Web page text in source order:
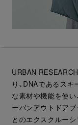
URBAN
り、DNAであるス
な素材や機能を使
ーバンアウトドアブ
とのエクスクルーシ